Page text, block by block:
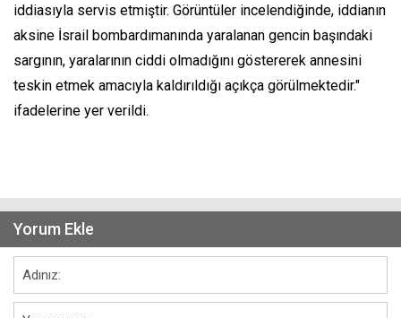
iddiasıyla servis etmiştir. Görüntüler incelendiğinde, iddianın
aksine İsrail bombardımanında yaralanan gencin başındaki
sargının, yaralarının ciddi olmadığını göstererek annesini
teskin etmek amacıyla kaldırıldığı açıkça görülmektedir."
ifadelerine yer verildi.
Yorum Ekle